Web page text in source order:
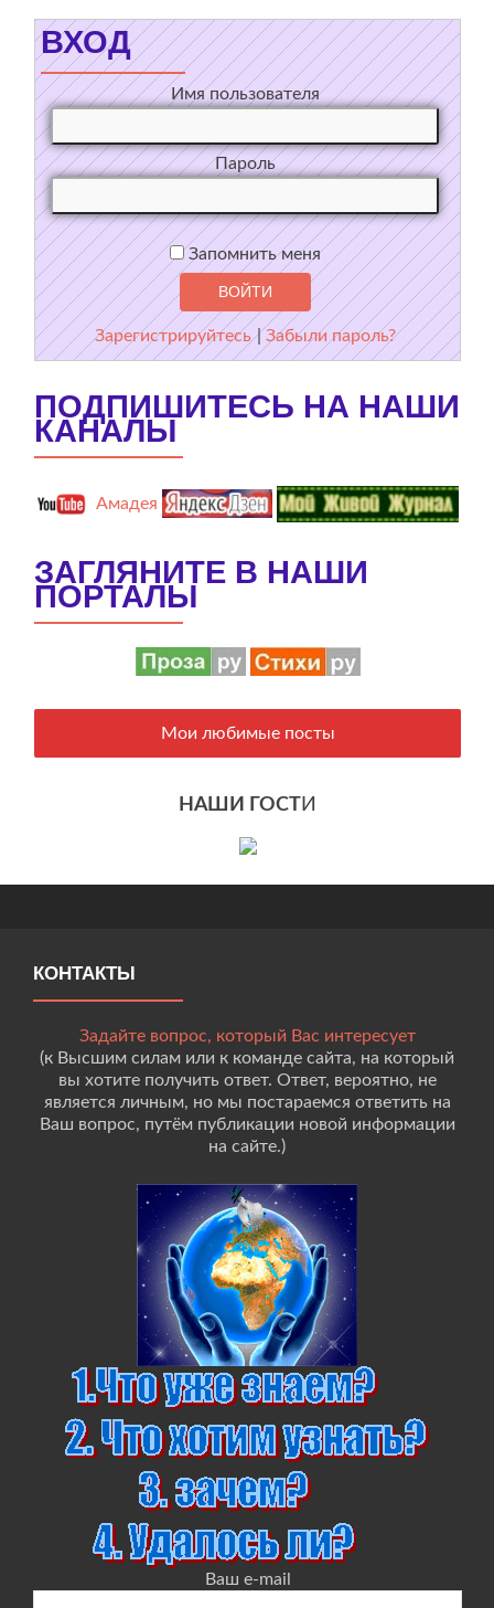
ВХОД
Имя пользователя
Пароль
Запомнить меня
Зарегистрируйтесь |Забыли пароль?
ПОДПИШИТЕСЬ НА НАШИ
КАНАЛЫ
Амадея
ЗАГЛЯНИТЕ В НАШИ
ПОРТАЛЫ
Мои любимые посты
НАШИ ГОСТИ
КОНТАКТЫ
Задайте вопрос, который Вас интересует
(к Высшим силам или к команде сайта, на который
вы хотите получить ответ. Ответ, вероятно, не
является личным, но мы постараемся ответить на
Ваш вопрос, путём публикации новой информации
на сайте.)
Ваш e-mail